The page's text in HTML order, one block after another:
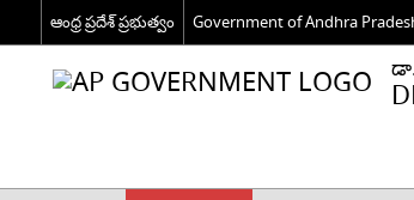
ఆంధ్ర ప్రదేశ్ ప్రభుత్వం Government of Andhra